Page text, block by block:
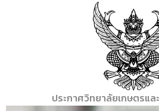
ประกาศวิทยาลัยเกษตรแล